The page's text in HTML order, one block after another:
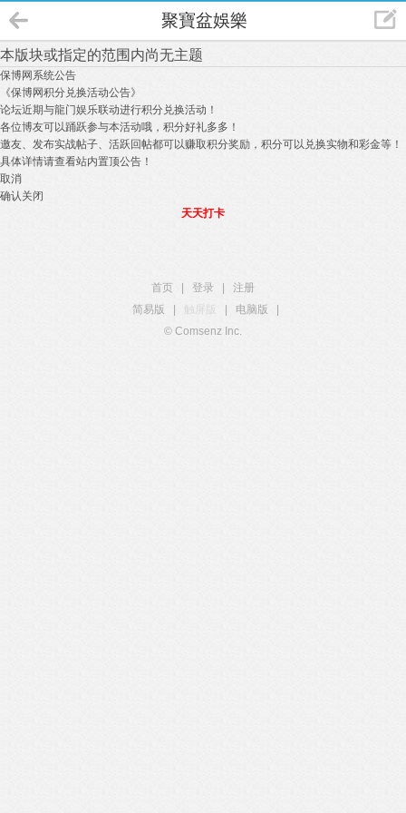
聚寶盆娛樂
本版块或指定的范围内尚无主题
保博网系统公告
《保博网积分兑换活动公告》
论坛近期与龍门娱乐联动进行积分兑换活动！
各位博友可以踊跃参与本活动哦，积分好礼多多！
邀友、发布实战帖子、活跃回帖都可以赚取积分奖励，积分可以兑换实物和彩金等！
具体详情请查看站内置顶公告！
取消
确认关闭
天天打卡
首页 登录
注册
简易版
触屏版 电脑版
© Comsenz Inc.